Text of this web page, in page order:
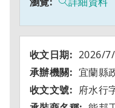
2026/
宜蘭縣
府水行